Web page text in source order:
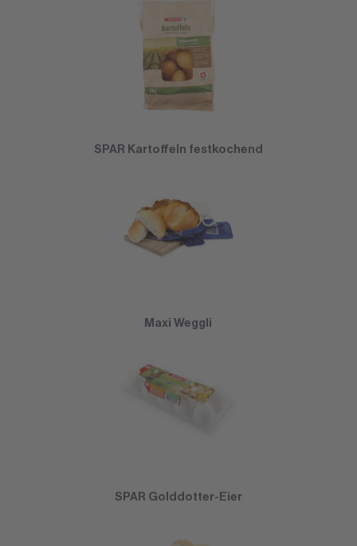
SPAR Kartoffeln festkochend
Maxi Weggli
SPAR Golddotter-Eier